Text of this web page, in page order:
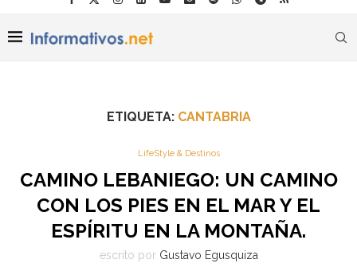
ETIQUETA: CANTABRIA
LifeStyle & Destinos
CAMINO LEBANIEGO: UN CAMINO
CON LOS PIES EN EL MAR Y EL
ESPÍRITU EN LA MONTAÑA.
escrito por Gustavo Egusquiza